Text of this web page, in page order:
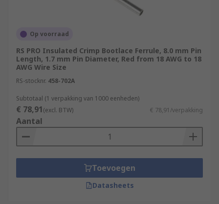
Op voorraad
RS PRO Insulated Crimp Bootlace Ferrule, 8.0 mm Pin
Length, 1.7 mm Pin Diameter, Red from 18 AWG to 18
AWG Wire Size
RS-stocknr. 458-702A
Subtotaal (1 verpakking van 1000 eenheden)
€ 78,91(excl. BTW) € 78,91/verpakking
Aantal
Toevoegen
Datasheets